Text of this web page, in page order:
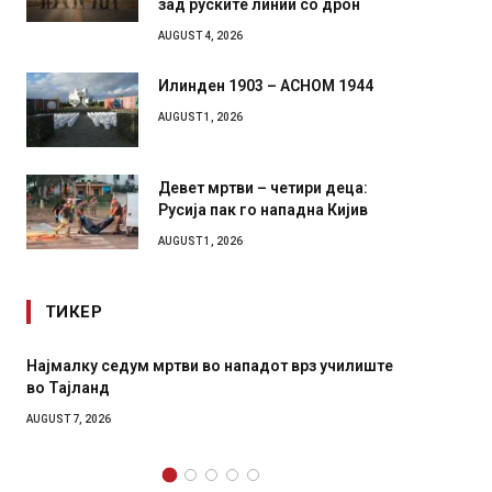
зад руските линии со дрон
AUGUST 4, 2026
Илинден 1903 – АСНОМ 1944
AUGUST 1, 2026
Девет мртви – четири деца:
Русија пак го нападна Кијив
AUGUST 1, 2026
ТИКЕР
Најмалку седум мртви во нападот врз училиште
во Тајланд
AUGUST 7, 2026